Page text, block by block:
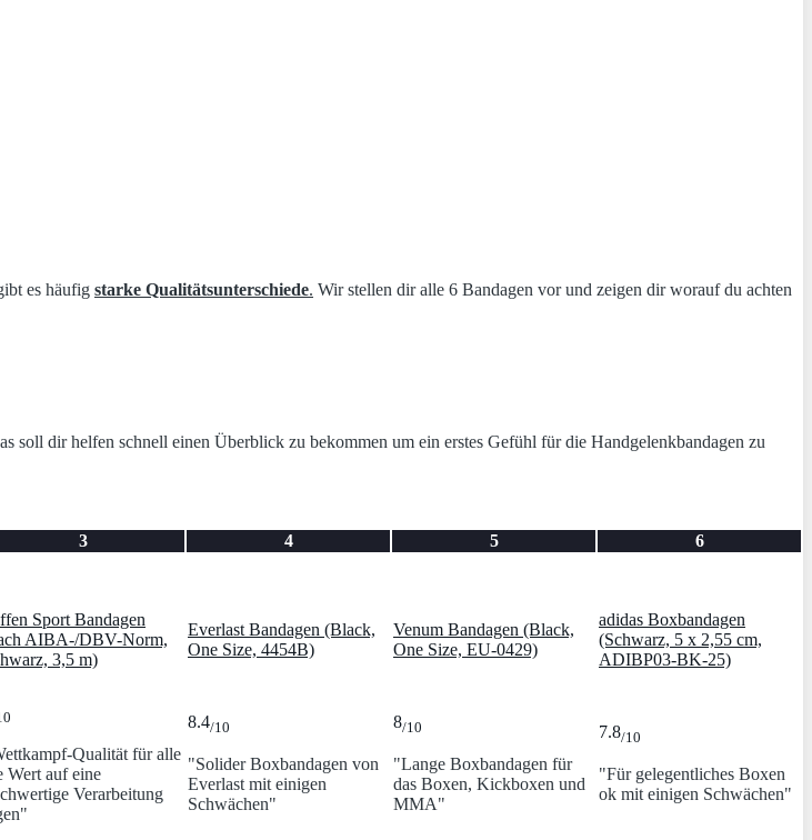
es häufig starke Qualitätsunterschiede. Wir stellen dir alle 6 Bandagen vor und zeigen dir worauf du achten
soll dir helfen schnell einen Überblick zu bekommen um ein erstes Gefühl für die Handgelenkbandagen zu
3 4 5
6
Sport Bandagen
AIBA-/DBV-Norm,
3,5 m)
Everlast Bandagen (Black,
One Size, 4454B)
Venum Bandagen (Black,
One Size, EU-0429)
adidas Boxbandagen
(Schwarz, 5 x 2,55 cm,
ADIBP03-BK-25)
Qualität für alle
Wert auf eine
Verarbeitung
8.4/10
"Solider Boxbandagen von
Everlast mit einigen
Schwächen"
8/10
"Lange Boxbandagen für
das Boxen, Kickboxen und
MMA"
7.8/10
"Für gelegentliches Boxen
ok mit einigen Schwächen"